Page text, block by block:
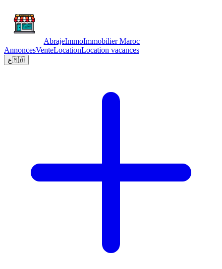
AbrajeImmoImmobilier Maroc
AnnoncesVenteLocationLocation vacances
ع🇲🇦